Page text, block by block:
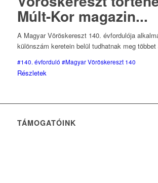
Múlt-Kor magazin...
A Magyar Vöröskereszt 140. évfordulója
különszám keretein belül tudhatnak meg
#140. évforduló #Magyar Vöröskereszt 140
Részletek
TÁMOGATÓINK